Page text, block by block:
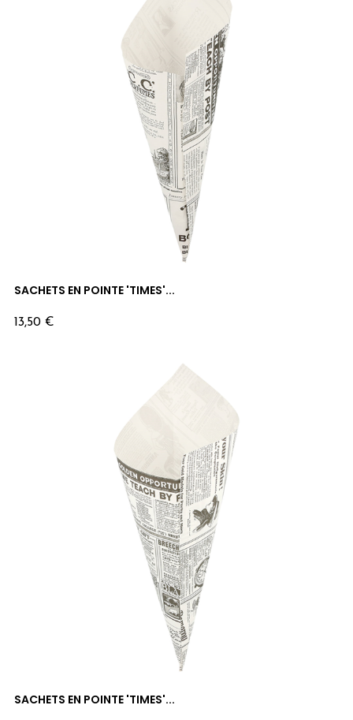
SACHETS EN POINTE 'TIMES'...
Prix
13,50 €
SACHETS EN POINTE 'TIMES'...